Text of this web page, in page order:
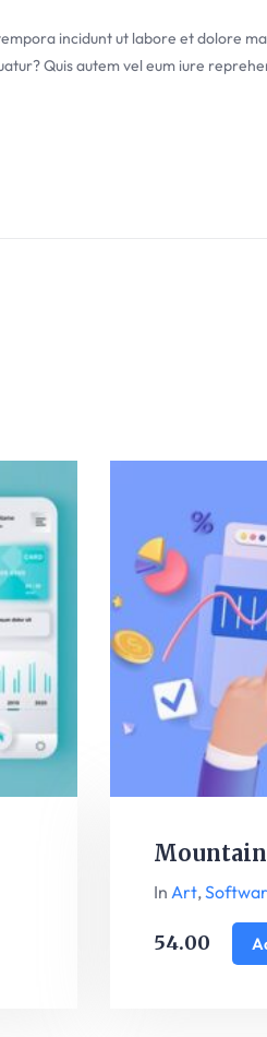
incidunt ut labore et dolore
Quis autem vel eum iure
In Art,
54.00